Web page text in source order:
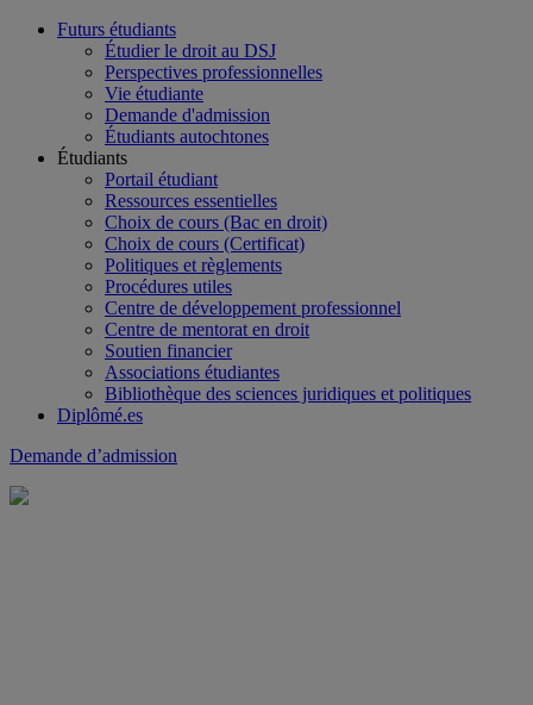
Futurs étudiants
Étudier le droit au DSJ
Perspectives professionnelles
Vie étudiante
Demande d'admission
Étudiants autochtones
Étudiants
Portail étudiant
Ressources essentielles
Choix de cours (Bac en droit)
Choix de cours (Certificat)
Politiques et règlements
Procédures utiles
Centre de développement professionnel
Centre de mentorat en droit
Soutien financier
Associations étudiantes
Bibliothèque des sciences juridiques et politiques
Diplômé.es
Demande d’admission